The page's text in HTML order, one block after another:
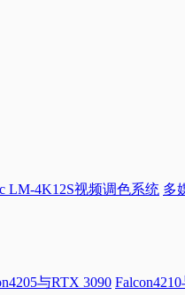
LM-4K12S视频调色系统 多
与RTX 3090